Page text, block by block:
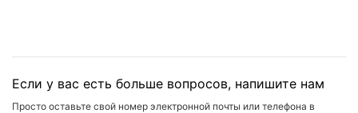
Если у вас есть больше вопросов, напишите нам
Просто оставьте свой номер электронной почты или телефона в